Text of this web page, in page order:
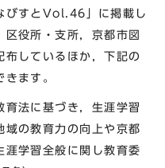
びすとVol.46」に掲載し
区役所・支所，京都市図
しているほか，下記の
ます。
法に基づき，生涯学習
域の教育力の向上や京都
涯学習全般に関し教育委